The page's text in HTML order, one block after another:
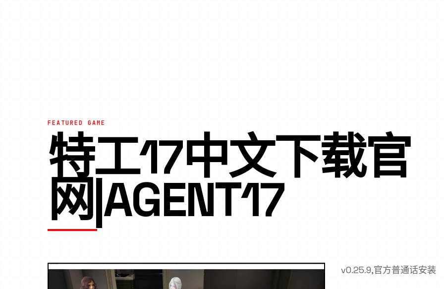
FEATURED GAME
特工17中文下载官
网|AGENT17
v0.25.9,官方普通话安装